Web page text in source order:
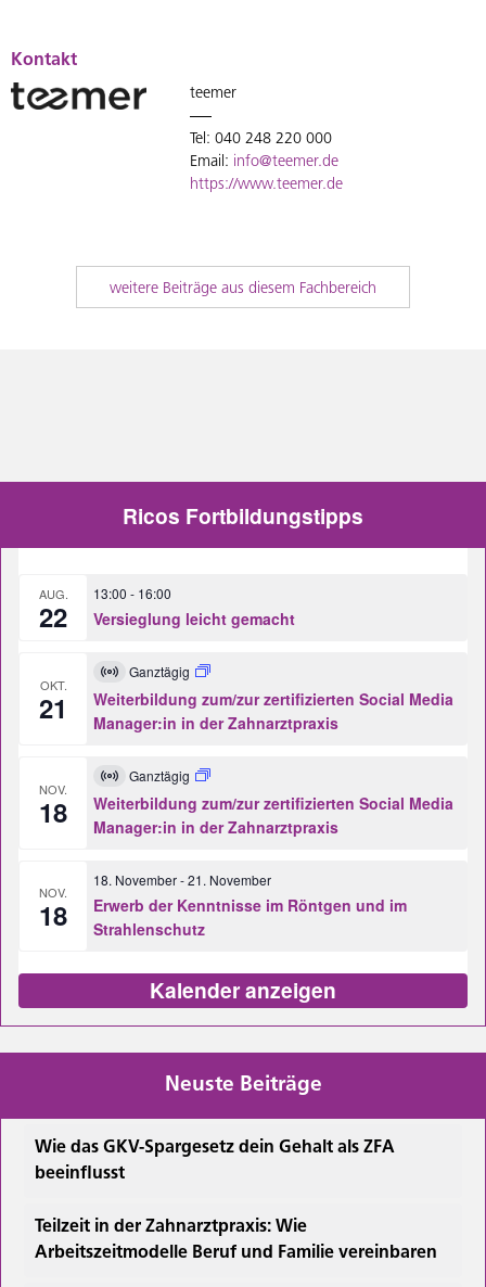
Kontakt
teemer
Tel: 040 248 220 000
Email: info@teemer.de
https://www.teemer.de
weitere Beiträge aus diesem Fachbereich
Ricos Fortbildungstipps
AUG.
22
13:00 - 16:00
Versieglung leicht gemacht
OKT.
21
Virtuell
Veranstaltung
Ganztägig
Weiterbildung zum/zur zertifizierten Social Media
Manager:in in der Zahnarztpraxis
NOV.
18
Virtuell
Veranstaltung
Ganztägig
Weiterbildung zum/zur zertifizierten Social Media
Manager:in in der Zahnarztpraxis
NOV.
18
18. November-21. November
Erwerb der Kenntnisse im Röntgen und im
Strahlenschutz
Kalender anzeigen
Neuste Beiträge
Wie das GKV-Spargesetz dein Gehalt als ZFA
beeinflusst
Teilzeit in der Zahnarztpraxis: Wie
Arbeitszeitmodelle Beruf und Familie vereinbaren